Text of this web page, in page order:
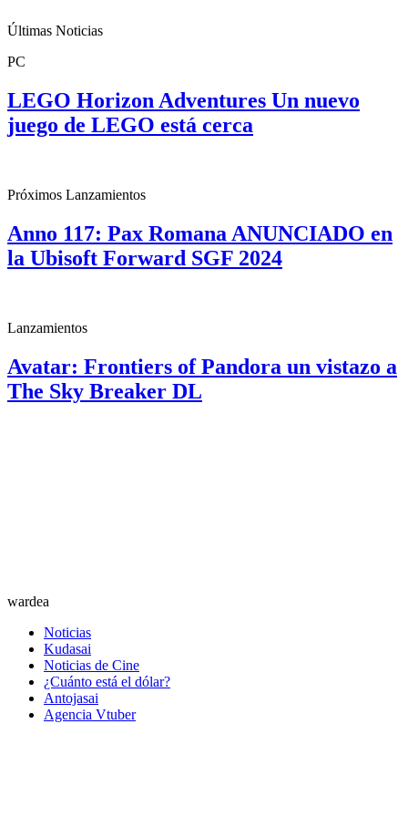
Últimas Noticias
PC
LEGO Horizon Adventures Un nuevo
juego de LEGO está cerca
Próximos Lanzamientos
Anno 117: Pax Romana ANUNCIADO en
la Ubisoft Forward SGF 2024
Lanzamientos
Avatar: Frontiers of Pandora un vistazo a
The Sky Breaker DL
wardea
Noticias
Kudasai
Noticias de Cine
¿Cuánto está el dólar?
Antojasai
Agencia Vtuber